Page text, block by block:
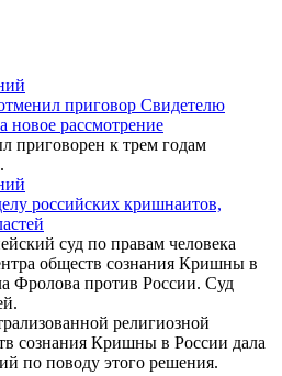
приговор Свидетелю
новое рассмотрение
приговорен к трем годам
российских кришнаитов,
суд по правам человека
обществ сознания Кришны в
Фролова против России. Суд
религиозной
сознания Кришны в России дала
по поводу этого решения.